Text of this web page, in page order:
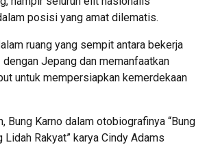
posisi yang amat dilematis.
ruang yang sempit antara bekerja
Jepang dan memanfaatkan
untuk mempersiapkan kemerdekaan
Bung Karno dalam otobiografinya “Bung
Lidah Rakyat” karya Cindy Adams